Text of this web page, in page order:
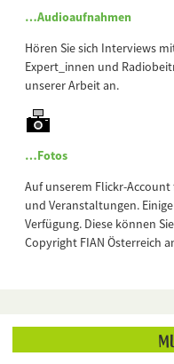
…Audioaufnahmen
Hören Sie sich Interviews
Expert_innen und
unserer Arbeit an.
…Fotos
Auf unserem Flickr-
und Veranstaltungen.
Verfügung. Diese können
Copyright FIAN Österreich